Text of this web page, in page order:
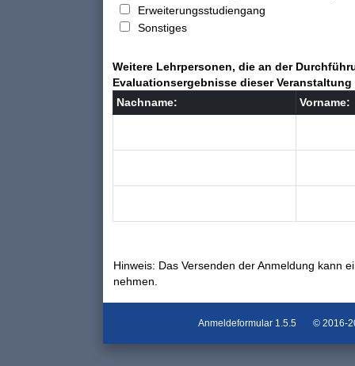
Erweiterungsstudiengang
Sonstiges
Weitere Lehrpersonen, die an der
Evaluationsergebnisse dieser
Nachname:
Vorname:
Hinweis: Das Versenden der Anmeldung kann
nehmen.
Anmeldeformular 1.5.5 © 2016-